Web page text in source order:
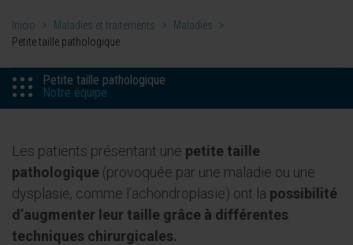
Inicio > Maladies et traitements > Maladies
>
Petite taille pathologique
Petite taille pathologique
Notre équipe
Les patients présentant une petite taille
pathologique (provoquée par une maladie ou une
dysplasie, comme l’achondroplasie) ont la possibilité
d’augmenter leur taille grâce à différentes
techniques chirurgicales.